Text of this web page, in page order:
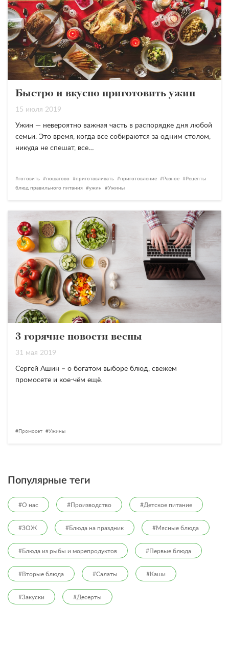
Быстро и вкусно приготовить ужин
15 июля 2019
Ужин — невероятно важная часть в распорядке дня любой
семьи. Это время, когда все собираются за одним столом,
никуда не спешат, все…
готовить пошагово приготавливать приготовление Разное
Рецепты
блюд правильного питания
ужин Ужины
3 горячие новости весны
31 мая 2019
Сергей Ашин – о богатом выборе блюд, свежем
промосете и кое-чём ещё.
Промосет Ужины
Популярные теги
#О нас #Производство #Детское питание
#ЗОЖ #Блюда на праздник #Мясные блюда
#Блюда из рыбы и морепродуктов #Первые блюда
#Вторые блюда #Салаты #Каши
#Закуски #Десерты